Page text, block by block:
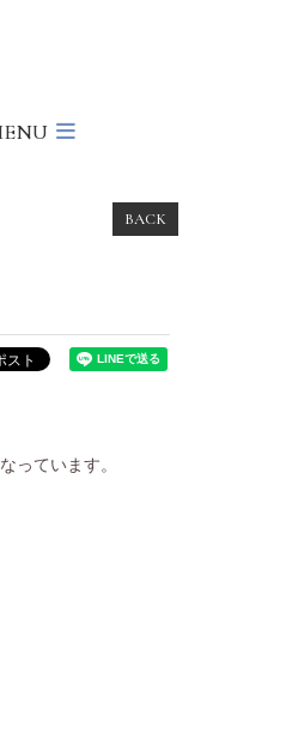
BACK
っています。